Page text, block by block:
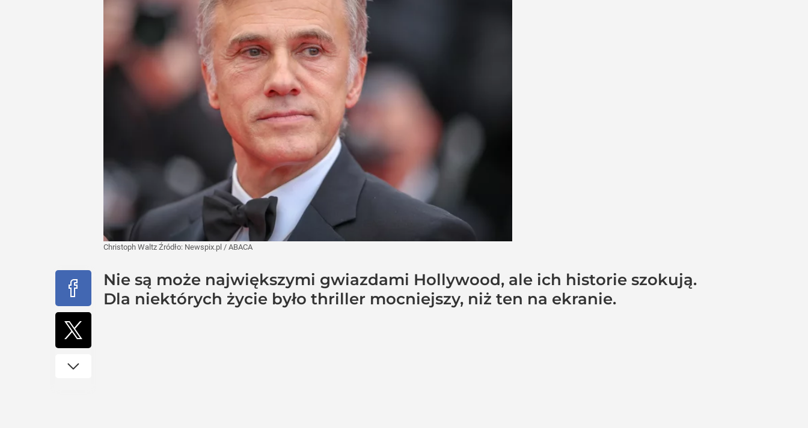
Christoph Waltz Źródło: Newspix.pl / ABACA
Nie są może największymi gwiazdami Hollywood, ale ich historie szokują.
Dla niektórych życie było thriller mocniejszy, niż ten na ekranie.